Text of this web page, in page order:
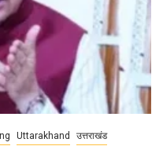
Uttarakhand उत्तराखंड